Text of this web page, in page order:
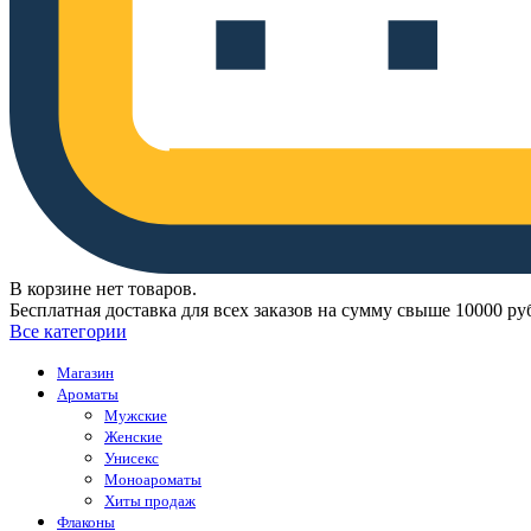
В корзине нет товаров.
Бесплатная доставка для всех заказов на сумму свыше 10000
Все категории
Магазин
Ароматы
Мужские
Женские
Унисекс
Моноароматы
Хиты продаж
Флаконы